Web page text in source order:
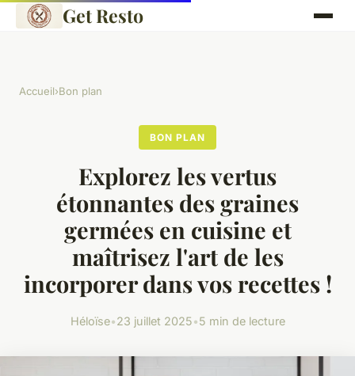
Get Resto
Accueil›Bon plan
BON PLAN
Explorez les vertus
étonnantes des graines
germées en cuisine et
maîtrisez l'art de les
incorporer dans vos recettes !
Héloïse•23 juillet 2025•5 min de lecture